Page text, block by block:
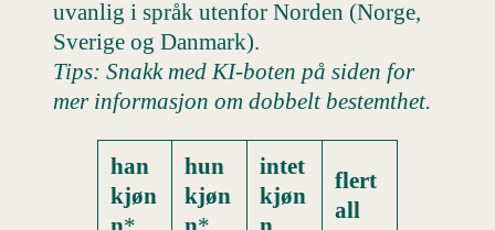
uvanlig i språk utenfor Norden (Norge,
Sverige og Danmark).
Tips: Snakk med KI-boten på siden for
mer informasjon om dobbelt bestemthet.
han
kjøn
hun
kjøn
intet
kjøn
flert
all